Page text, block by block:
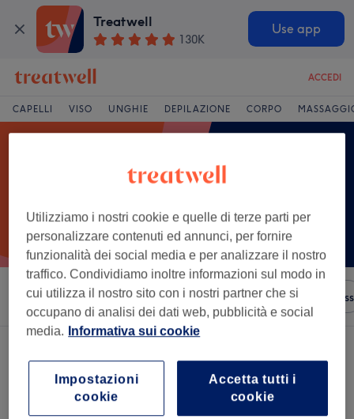
Treatwell
130K
Use app
ACCEDI
CAPELLI VISO UNGHIE DEPILAZIONE CORPO
Ordina per Servizi Brand Saloni Offerte Express
Utilizziamo i nostri cookie e quelle di terze parti per
personalizzare contenuti ed annunci, per fornire
funzionalità dei social media e per analizzare il nostro
traffico. Condividiamo inoltre informazioni sul modo in
cui utilizza il nostro sito con i nostri partner che si
occupano di analisi dei dati web, pubblicità e social
media. Informativa sui cookie
Accetta tutti i
cookie
Impostazioni
cookie